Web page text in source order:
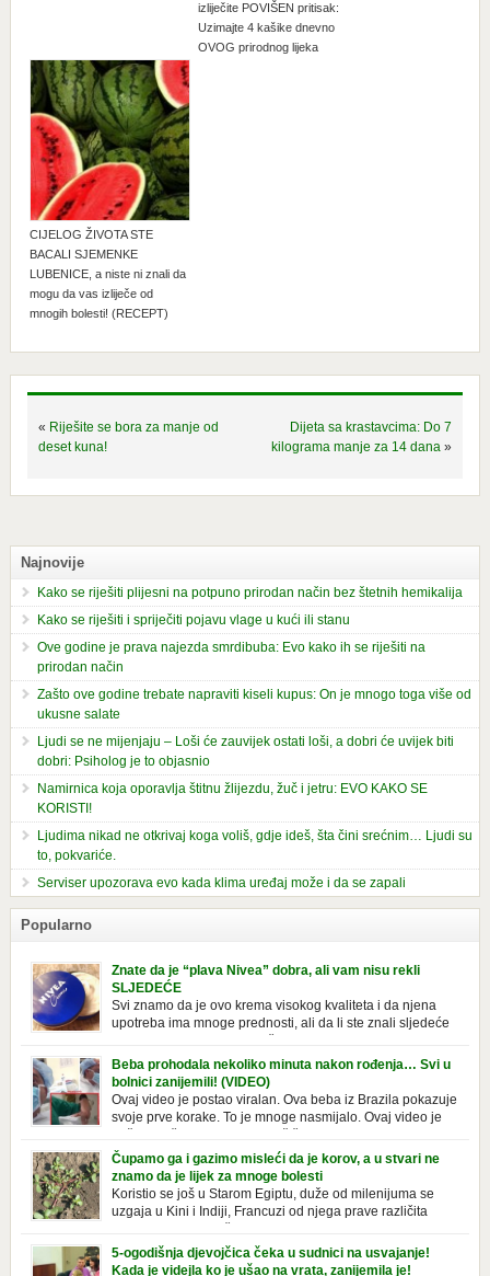
izliječite POVIŠEN pritisak:
Uzimajte 4 kašike dnevno
OVOG prirodnog lijeka
CIJELOG ŽIVOTA STE
BACALI SJEMENKE
LUBENICE, a niste ni znali da
mogu da vas izliječe od
mnogih bolesti! (RECEPT)
« Riješite se bora za manje od
deset kuna!
Dijeta sa krastavcima: Do 7
kilograma manje za 14 dana »
Najnovije
Kako se riješiti plijesni na potpuno prirodan način bez štetnih hemikalija
Kako se riješiti i spriječiti pojavu vlage u kući ili stanu
Ove godine je prava najezda smrdibuba: Evo kako ih se riješiti na
prirodan način
Zašto ove godine trebate napraviti kiseli kupus: On je mnogo toga više od
ukusne salate
Ljudi se ne mijenjaju – Loši će zauvijek ostati loši, a dobri će uvijek biti
dobri: Psiholog je to objasnio
Namirnica koja oporavlja štitnu žlijezdu, žuč i jetru: EVO KAKO SE
KORISTI!
Ljudima nikad ne otkrivaj koga voliš, gdje ideš, šta čini srećnim… Ljudi su
to, pokvariće.
Serviser upozorava evo kada klima uređaj može i da se zapali
Popularno
Znate da je “plava Nivea” dobra, ali vam nisu rekli
SLJEDEĆE
Svi znamo da je ovo krema visokog kvaliteta i da njena
upotreba ima mnoge prednosti, ali da li ste znali sljedeće
o njoj. Nivea krema u klasičnoj, plavoj kutiji,
prepoznatljivog mirisa i jednostavne formule, jeste nezamenljiv inventar
u kupatilima i muškaraca i žena. Mnogi ljudi se ne odvajaju od nje, pa je
čak nose sa […]
Beba prohodala nekoliko minuta nakon rođenja… Svi u
bolnici zanijemili! (VIDEO)
Ovaj video je postao viralan. Ova beba iz Brazila pokazuje
svoje prve korake. To je mnoge nasmijalo. Ovaj video je
baš neobičan. Ne viđamo baš često ovakve korake kod
novorođenih beba. Video je snimila babica, pregledalo ga je preko 80
miliona ljudi. Ove babice su ostale u čudu nakon što su vidjeli kako
beba želi […]
Čupamo ga i gazimo misleći da je korov, a u stvari ne
znamo da je lijek za mnoge bolesti
Koristio se još u Starom Egiptu, duže od milenijuma se
uzgaja u Kini i Indiji, Francuzi od njega prave različita
čupamo ga i bacamo kao korov! Tušt je jednogodišnji, ali vrlo uporan
“korov” koji, ka­da nam se jednom nastani u bašti ili dvorištu, teško ga se
5-ogodišnja djevojčica čeka u sudnici na usvajanje!
Kada je videjla ko je ušao na vrata, zanijemila je!